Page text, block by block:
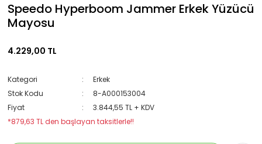
Speedo Hyperboom Jammer Erkek Yüzücü
Mayosu
4.229,00 TL
Kategori
Erkek
Stok Kodu
8-A000153004
Fiyat
3.844,55 TL + KDV
*879,63 TL den başlayan taksitlerle!!